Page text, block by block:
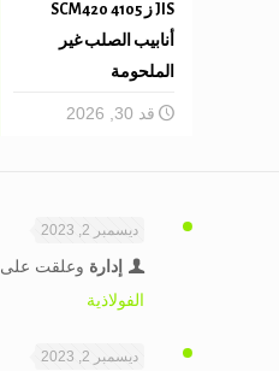
JIS ز 4105 SCM420
أنابيب الصلب غير
الملحومة
قد 30, 2026
ديسمبر 2, 2023
إدارة وعلقت على
الفولاذية
ديسمبر 2, 2023